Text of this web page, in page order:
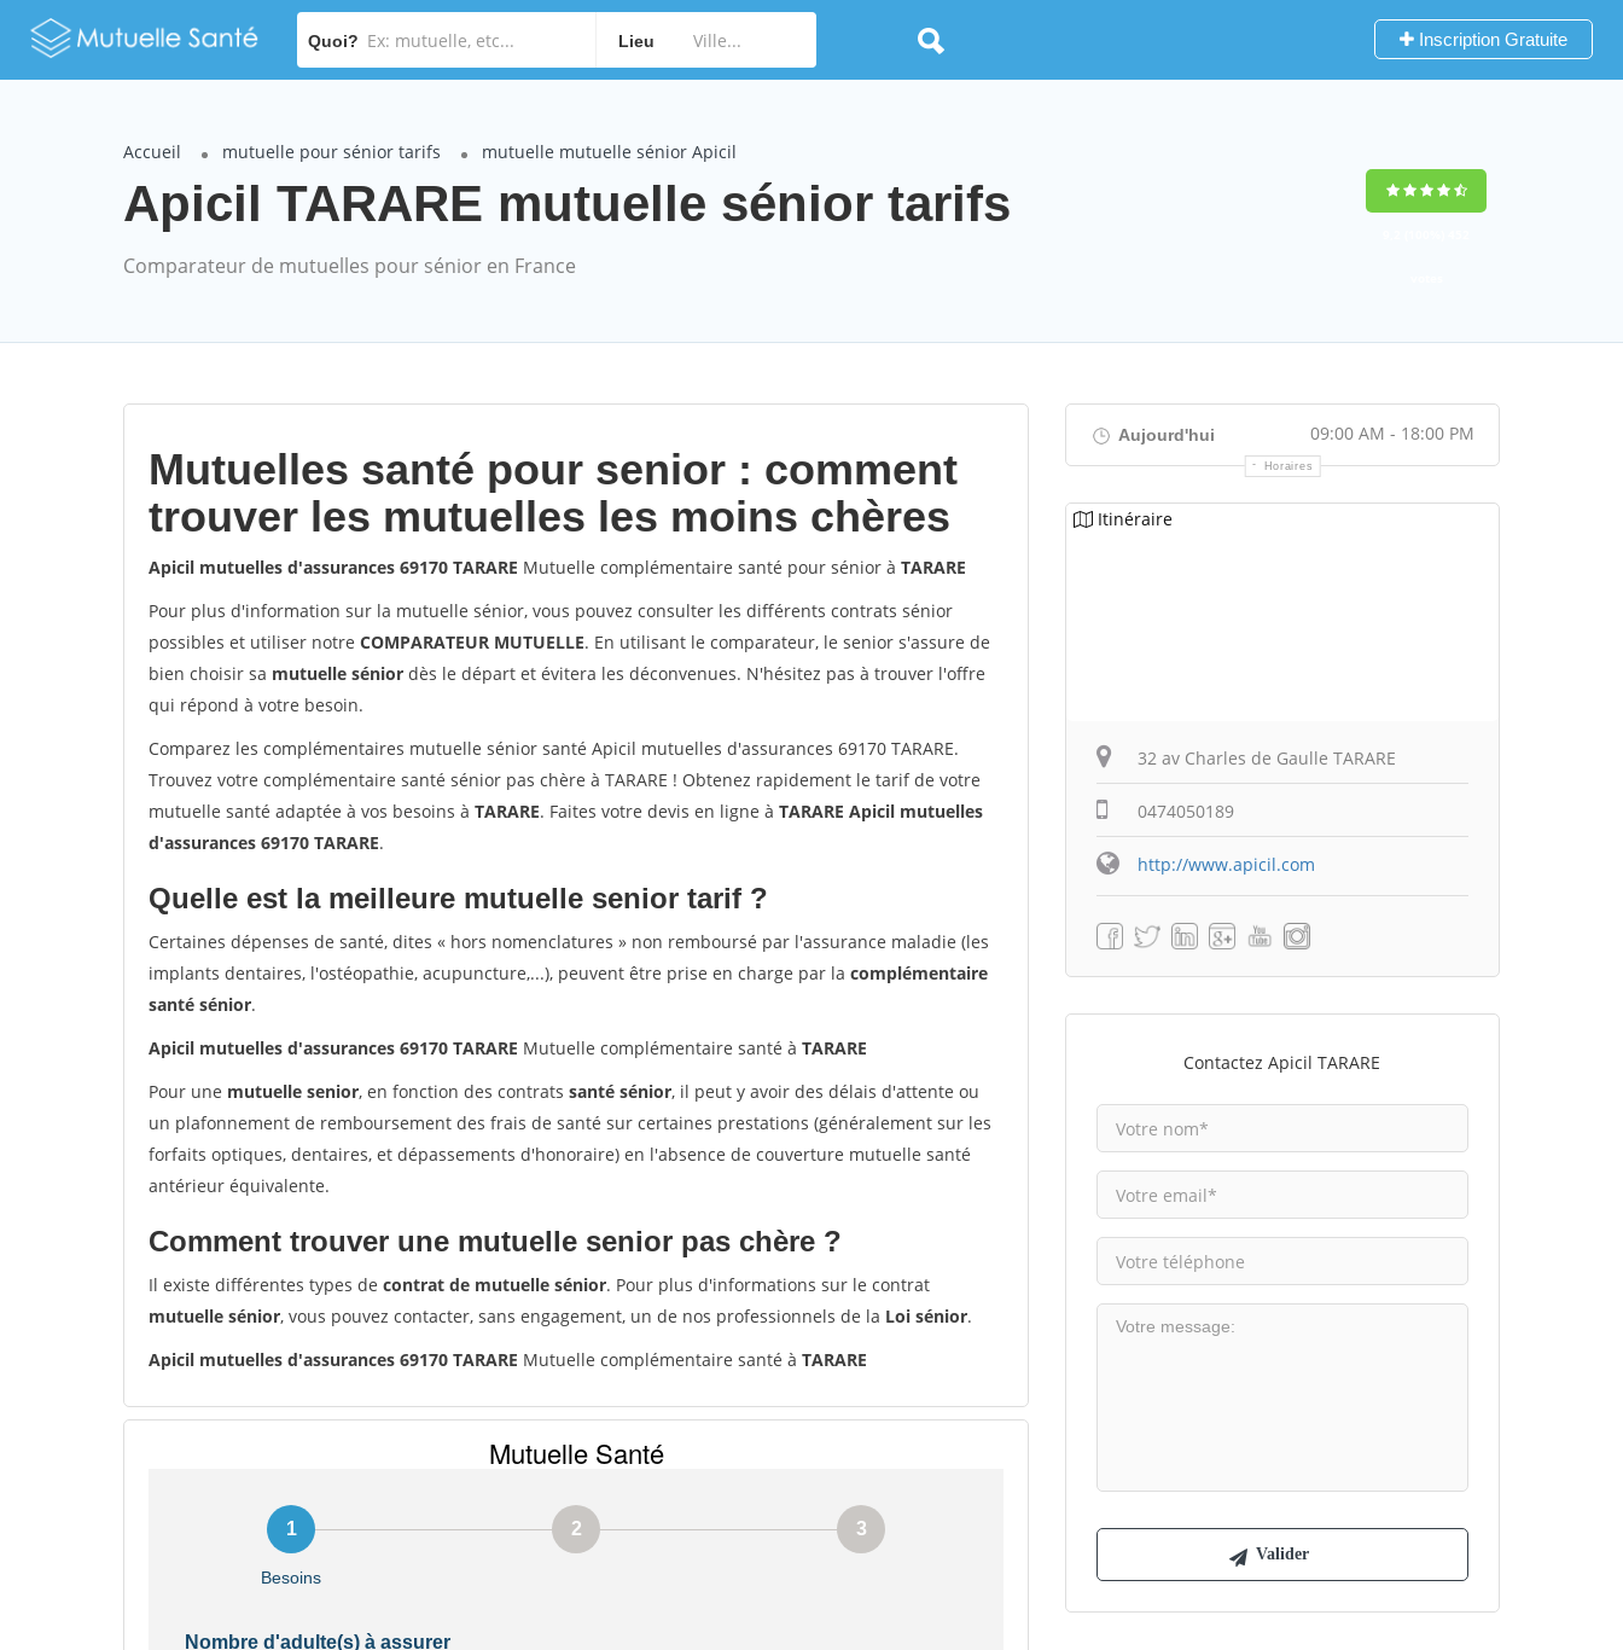
Quoi? Lieu Inscription Gratuite
Accueil mutuelle pour sénior tarifs mutuelle mutuelle sénior Apicil
Apicil TARARE mutuelle sénior tarifs
Comparateur de mutuelles pour sénior en France
Mutuelles santé pour senior : comment
trouver les mutuelles les moins chères
Apicil mutuelles d'assurances 69170 TARARE Mutuelle complémentaire santé pour sénior à TARARE
Pour plus d'information sur la mutuelle sénior, vous pouvez consulter les différents contrats sénior
possibles et utiliser notre COMPARATEUR MUTUELLE. En utilisant le comparateur, le senior s'assure de
bien choisir sa mutuelle sénior dès le départ et évitera les déconvenues. N'hésitez pas à trouver l'offre
qui répond à votre besoin.
Comparez les complémentaires mutuelle sénior santé Apicil mutuelles d'assurances 69170 TARARE.
Trouvez votre complémentaire santé sénior pas chère à TARARE ! Obtenez rapidement le tarif de votre
mutuelle santé adaptée à vos besoins à TARARE. Faites votre devis en ligne à TARARE Apicil mutuelles
d'assurances 69170 TARARE.
Quelle est la meilleure mutuelle senior tarif ?
Certaines dépenses de santé, dites « hors nomenclatures » non remboursé par l'assurance maladie (les
implants dentaires, l'ostéopathie, acupuncture,...), peuvent être prise en charge par la complémentaire
santé sénior.
Apicil mutuelles d'assurances 69170 TARARE Mutuelle complémentaire santé à TARARE
Pour une mutuelle senior, en fonction des contrats santé sénior, il peut y avoir des délais d'attente ou
un plafonnement de remboursement des frais de santé sur certaines prestations (généralement sur les
forfaits optiques, dentaires, et dépassements d'honoraire) en l'absence de couverture mutuelle santé
antérieur équivalente.
Comment trouver une mutuelle senior pas chère ?
Il existe différentes types de contrat de mutuelle sénior. Pour plus d'informations sur le contrat
mutuelle sénior, vous pouvez contacter, sans engagement, un de nos professionnels de la Loi sénior.
Apicil mutuelles d'assurances 69170 TARARE Mutuelle complémentaire santé à TARARE
Aujourd'hui 09:00 AM - 18:00 PM
Horaires
Itinéraire
32 av Charles de Gaulle TARARE
0474050189
http://www.apicil.com
Contactez Apicil TARARE